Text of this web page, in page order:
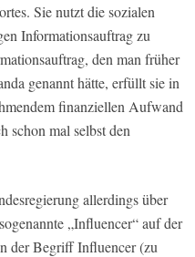
Sie nutzt die sozialen
Informationsauftrag zu
den man früher
genannt hätte, erfüllt sie in
finanziellen Aufwand
schon mal selbst den
allerdings über
„Influencer“ auf der
der Begriff Influencer (zu